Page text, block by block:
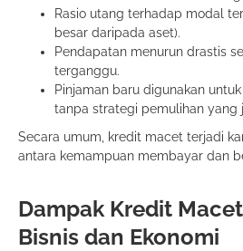
Rasio utang terhadap modal
besar daripada aset).
Pendapatan menurun drastis
terganggu.
Pinjaman baru digunakan
tanpa strategi pemulihan yang
Secara umum, kredit macet terjadi
antara kemampuan membayar dan
Dampak Kredit
Bisnis dan Ekonomi